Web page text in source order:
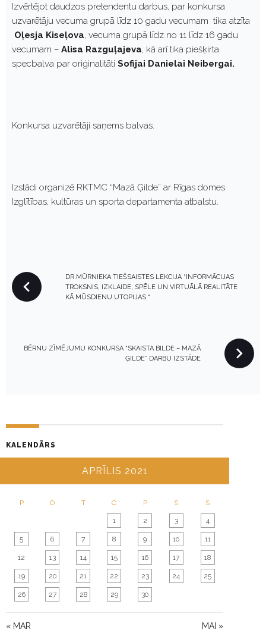
Izvērtējot daudzos pretendentu darbus, par konkursa
uzvarētāju vecuma grupā līdz 10 gadu vecumam tika atzīta
Oļesja Kiseļova, vecuma grupā līdz no 11 līdz 16 gadu
vecumam – Alisa Razguļajeva, kā arī tika piešķirta
specbalva par oriģinalitāti Sofijai Danielai Neibergai.
Konkursa uzvarētāji saņems balvas.
Izstādi organizē RKTMC “Mazā Ģilde” ar Rīgas domes
Izglītības, kultūras un sporta departamenta atbalstu.
O
S
T
I
O
DR.MŪRNIEKA TIEŠSAISTES LEKCIJA “INFORMĀCIJAS
TROKSNIS, IZKLAIDE, SPĒLE UN VIRTUĀLĀ REALITĀTE
KĀ MŪSDIENU UTOPIJAS “
BĒRNU ZĪMĒJUMU KONKURSA “SKAISTA BILDE – MAZĀ
ĢILDE” DARBU IZSTĀDE
KALENDĀRS
APRĪLIS 2021
P O T C P S S
« MAR MAI »
1 2 3 4
5 6 7 8 9 10 11
12 13 14 15 16 17 18
19 20 21 22 23 24 25
26 27 28 29 30